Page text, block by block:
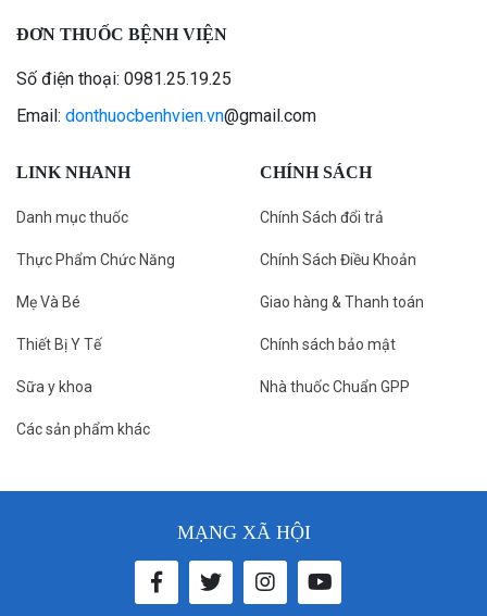
ĐƠN THUỐC BỆNH VIỆN
Số điện thoại: 0981.25.19.25
Email: donthuocbenhvien.vn@gmail.com
LINK NHANH
Danh mục thuốc
Thực Phẩm Chức Năng
Mẹ Và Bé
Thiết Bị Y Tế
Sữa y khoa
Các sản phẩm khác
CHÍNH SÁCH
Chính Sách đổi trả
Chính Sách Điều Khoản
Giao hàng & Thanh toán
Chính sách bảo mật
Nhà thuốc Chuẩn GPP
MẠNG XÃ HỘI